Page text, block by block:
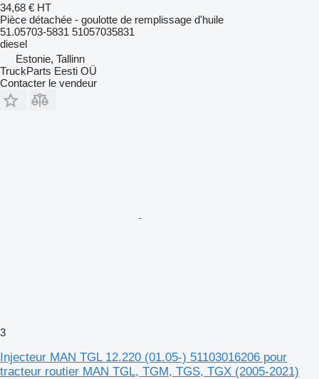
34,68 € HT
Pièce détachée - goulotte de remplissage d'huile
51.05703-5831 51057035831
diesel
Estonie, Tallinn
TruckParts Eesti OÜ
Contacter le vendeur
3
Injecteur MAN TGL 12.220 (01.05-) 51103016206 pour
tracteur routier MAN TGL, TGM, TGS, TGX (2005-2021)